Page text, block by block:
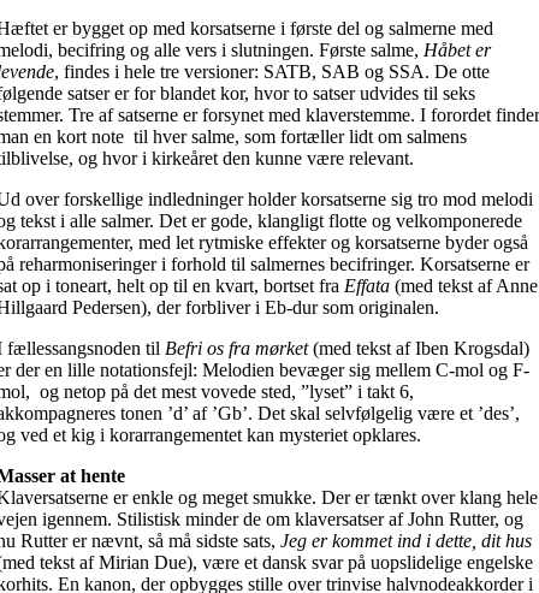
er bygget op med korsatserne i første del og salmerne med
becifring og alle vers i slutningen. Første salme, Håbet er
, findes i hele tre versioner: SATB, SAB og SSA. De otte
satser er for blandet kor, hvor to satser udvides til seks
Tre af satserne er forsynet med klaverstemme. I forordet
en kort note til hver salme, som fortæller lidt om salmens
og hvor i kirkeåret den kunne være relevant.
over forskellige indledninger holder korsatserne sig tro mod melodi
tekst i alle salmer. Det er gode, klangligt flotte og velkomponerede
med let rytmiske effekter og korsatserne byder også
reharmoniseringer i forhold til salmernes becifringer. Korsatserne er
op i toneart, helt op til en kvart, bortset fra Effata (med tekst af Anne
Pedersen), der forbliver i Eb-dur som originalen.
fællessangsnoden til Befri os fra mørket(med tekst af Iben Krogsdal)
der en lille notationsfejl: Melodien bevæger sig mellem C-mol og F-
og netop på det mest vovede sted, ”lyset” i takt 6,
tonen ’d’ af ’Gb’. Det skal selvfølgelig være et ’des’,
ved et kig i korarrangementet kan mysteriet opklares.
at hente
er enkle og meget smukke. Der er tænkt over klang hele
igennem. Stilistisk minder de om klaversatser af John Rutter, og
Rutter er nævnt, så må sidste sats,Jeg er kommet ind i dette, dit hus
tekst af Mirian Due), være et dansk svar på uopslidelige engelske
En kanon, der opbygges stille over trinvise halvnodeakkorder i